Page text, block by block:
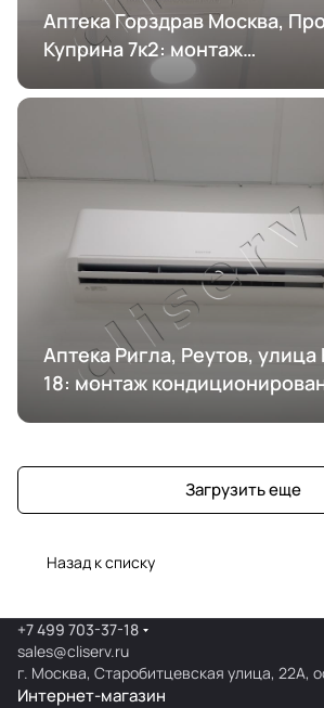
Аптека Горздрав Москва,
Куприна 7к2: монтаж
кондиционирования
Аптека Ригла, Реутов,
18: монтаж
Загрузить еще
Назад к списку
+7 499 703-37-18
sales@cliserv.ru
г. Москва, Старобитцевская улица, 22А,
Интернет-магазин